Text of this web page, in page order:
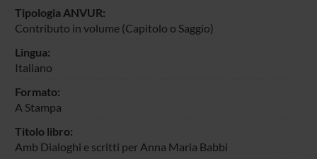
Tipologia ANVUR:
Contributo in volume (Capitolo o Saggio)
Lingua:
Italiano
Formato:
A Stampa
Titolo libro:
Amb Dialoghi e scritti per Anna Maria Babbi